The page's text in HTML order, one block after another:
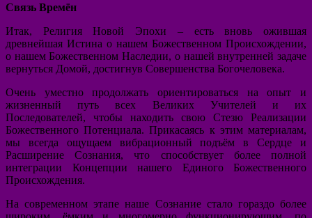
Связь Времён
Итак, Религия Новой Эпохи – есть вновь ожившая
древнейшая Истина о нашем Божественном Происхождении,
о нашем Божественном Наследии, о нашей внутренней задаче
вернуться Домой, достигнув Совершенства Богочеловека.
Очень уместно продолжать ориентироваться на опыт и
жизненный путь всех Великих Учителей и их
Последователей, чтобы находить свою Стезю Реализации
Божественного Потенциала. Прикасаясь к этим материалам,
мы всегда ощущаем вибрационный подъём в Сердце и
Расширение Сознания, что способствует более полной
интеграции Концепции нашего Единого Божественного
Происхождения.
На современном этапе наше Сознание стало гораздо более